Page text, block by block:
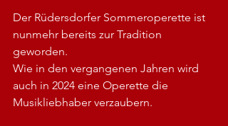
Der Rüdersdorfer Sommeroperette ist
nunmehr bereits zur Tradition
geworden.
Wie in den vergangenen Jahren wird
auch in 2024 eine Operette die
Musikliebhaber verzaubern.